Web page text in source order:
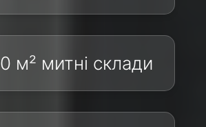
м² митні склади